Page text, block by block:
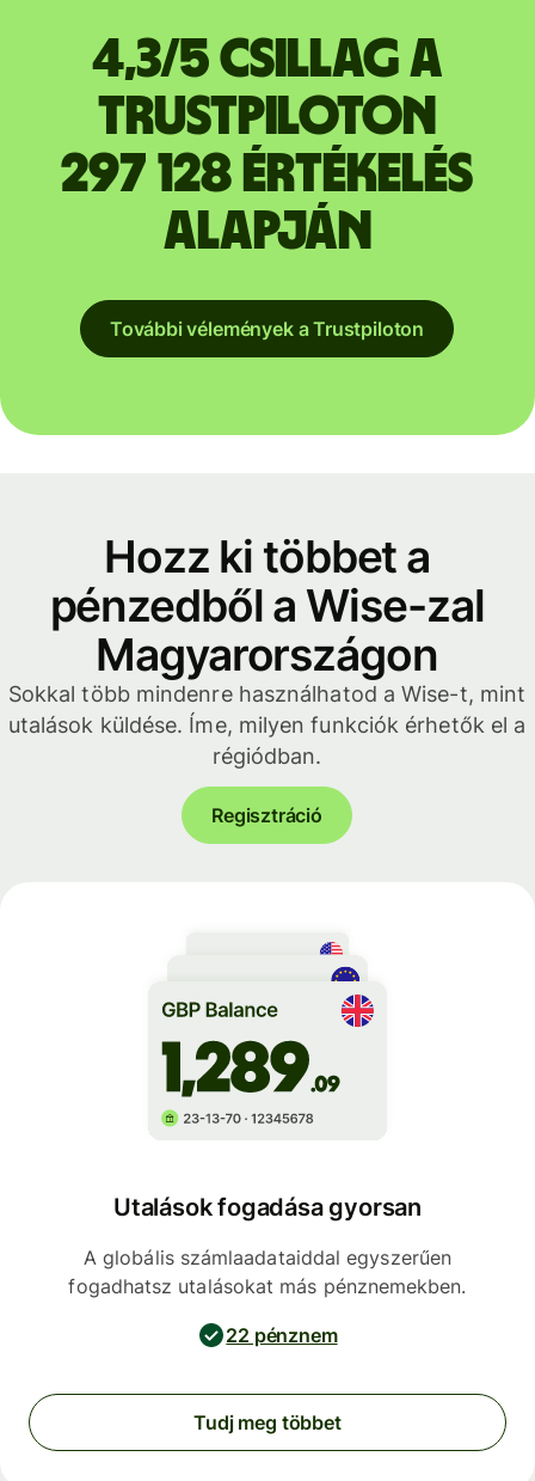
4,3/5 csillag a
Trustpiloton
297 128 értékelés
alapján
További vélemények a Trustpiloton
Hozz ki többet a
pénzedből a Wise-zal
Magyarországon
Sokkal több mindenre használhatod a Wise-t, mint
utalások küldése. Íme, milyen funkciók érhetők el a
régiódban.
Regisztráció
Utalások fogadása gyorsan
A globális számlaadataiddal egyszerűen
fogadhatsz utalásokat más pénznemekben.
22 pénznem
Tudj meg többet